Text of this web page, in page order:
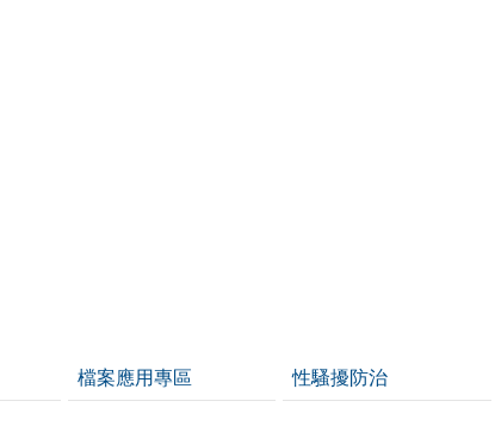
檔案應用專區 性騷擾防治